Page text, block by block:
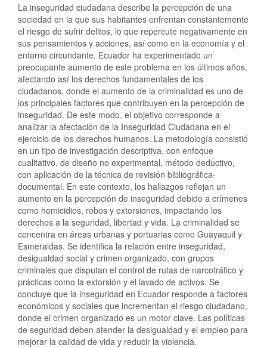
La inseguridad ciudadana describe la percepción de una
sociedad en la que sus habitantes enfrentan constantemente
el riesgo de sufrir delitos, lo que repercute negativamente en
sus pensamientos y acciones, así como en la economía y el
entorno circundante. Ecuador ha experimentado un
preocupante aumento de este problema en los últimos años,
afectando así los derechos fundamentales de los
ciudadanos, donde el aumento de la criminalidad es uno de
los principales factores que contribuyen en la percepción de
inseguridad. De este modo, el objetivo corresponde a
analizar la afectación de la Inseguridad Ciudadana en el
ejercicio de los derechos humanos. La metodología consistió
en un tipo de investigación descriptiva, con enfoque
cualitativo, de diseño no experimental, método deductivo,
con aplicación de la técnica de revisión bibliográfica-
documental. En este contexto, los hallazgos reflejan un
aumento en la percepción de inseguridad debido a crímenes
como homicidios, robos y extorsiones, impactando los
derechos a la seguridad, libertad y vida. La criminalidad se
concentra en áreas urbanas y portuarias como Guayaquil y
Esmeraldas. Se identifica la relación entre inseguridad,
desigualdad social y crimen organizado, con grupos
criminales que disputan el control de rutas de narcotráfico y
prácticas como la extorsión y el lavado de activos. Se
concluye que la inseguridad en Ecuador responde a factores
económicos y sociales que incrementan el riesgo ciudadano,
donde el crimen organizado es un motor clave. Las políticas
de seguridad deben atender la desigualdad y el empleo para
mejorar la calidad de vida y reducir la violencia.